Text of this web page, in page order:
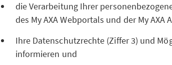
die Verarbeitung Ihrer
des My AXA Webportals und der My AXA
Ihre Datenschutzrechte (Ziffer 3) und
informieren und